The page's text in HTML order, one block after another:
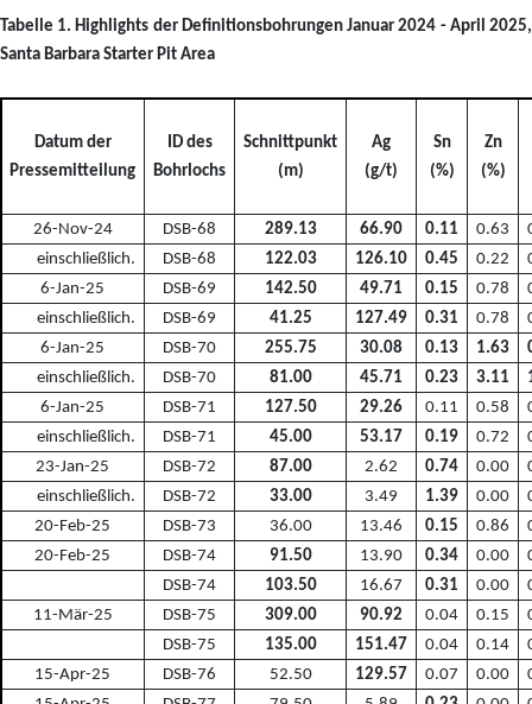
Tabelle 1. Highlights der Definitionsbohrungen Januar 2024 - April 2025,
Santa Barbara Starter Pit Area
Datum der
Pressemitteilung
ID des
Bohrlochs
Schnittpunkt
(m)
Ag
(g/t)
Sn
(%)
Zn
(%)
26-Nov-24 DSB-68 289.13 66.90 0.11 0.63
einschließlich.
DSB-68 122.03 126.10 0.45 0.22
6-Jan-25
DSB-69 142.50 49.71 0.15 0.78
einschließlich.
DSB-69 41.25 127.49 0.31 0.78
6-Jan-25
DSB-70 255.75 30.08 0.13 1.63
einschließlich.
DSB-70 81.00 45.71 0.23 3.11
6-Jan-25
DSB-71 127.50 29.26 0.11 0.58
einschließlich.
DSB-71 45.00 53.17 0.19 0.72
23-Jan-25
DSB-72 87.00 2.62 0.74 0.00
einschließlich.
DSB-72 33.00 3.49 1.39 0.00
20-Feb-25
DSB-73 36.00 13.46 0.15 0.86
20-Feb-25
DSB-74 91.50 13.90 0.34 0.00
DSB-74
103.50 16.67 0.31 0.00
11-Mär-25
DSB-75 309.00 90.92 0.04 0.15
DSB-75
135.00 151.47 0.04 0.14
15-Apr-25
DSB-76 52.50 129.57 0.07 0.00